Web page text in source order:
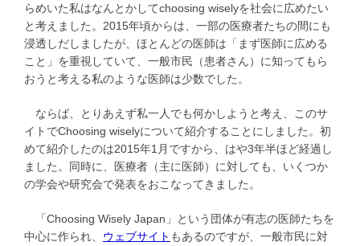
らめいた私はなんとかしてchoosing wiselyを社会に広めたい
と考えました。2015年頃からは、一部の医療者たちの間にも
浸透しだしましたが、ほとんどの医師は「まず医師に広める
こと」を重視していて、一般市民（患者さん）に知ってもら
おうと考える私のような医師は少数でした。
ならば、とりあえず私一人でも何かしようと考え、このサ
イトでChoosing wiselyについて紹介することにしました。初
めて紹介したのは2015年1月ですから、はや3年半ほど経過し
ました。同時に、医療者（主に医師）に対しても、いくつか
の学会や研究会で発表をおこなってきました。
「Choosing Wisely Japan」という団体が有志の医師たちを
中心に作られ、 ウェブサイト もあるのですが、一般市民に対